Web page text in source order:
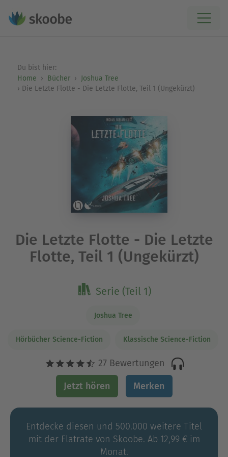
Du bist hier:
Home
Bücher
Joshua Tree
Die Letzte Flotte - Die Letzte Flotte, Teil 1 (Ungekürzt)
Die Letzte Flotte - Die Letzte
Flotte, Teil 1 (Ungekürzt)
Serie (Teil 1)
Joshua Tree
Hörbücher Science-Fiction Klassische Science-Fiction
27 Bewertungen
Jetzt hören Merken
Entdecke diesen und 500.000 weitere Titel
mit der Flatrate von Skoobe. Ab 12,99 € im
Monat.